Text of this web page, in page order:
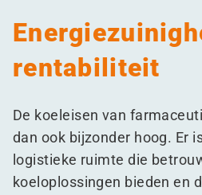
rentabiliteit
De koeleisen van
dan ook bijzonder hoog. Er
logistieke ruimte die
koeloplossingen bieden en